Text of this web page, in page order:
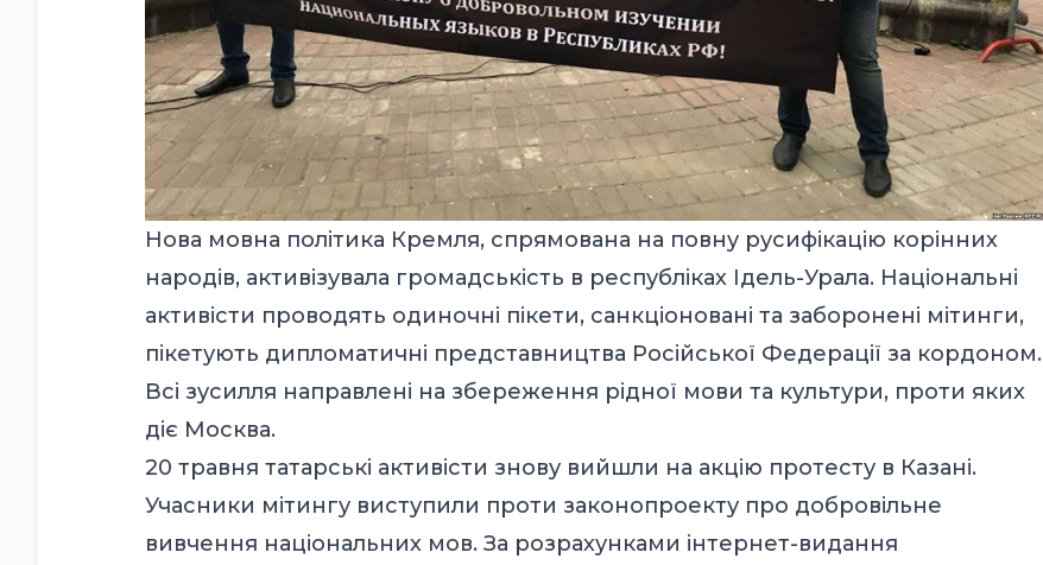
Нова мовна політика Кремля, спрямована на повну русифікацію корінних
народів, активізувала громадськість в республіках Ідель-Урала. Національні
активісти проводять одиночні пікети, санкціоновані та заборонені мітинги,
пікетують дипломатичні представництва Російської Федерації за кордоном.
Всі зусилля направлені на збереження рідної мови та культури, проти яких
діє Москва.
20 травня татарські активісти знову вийшли на акцію протесту в Казані.
Учасники мітингу виступили проти законопроекту про добровільне
вивчення національних мов. За розрахунками інтернет-видання